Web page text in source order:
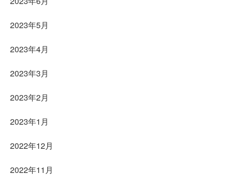
2023年5月
2023年4月
2023年3月
2023年2月
2023年1月
2022年12月
2022年11月